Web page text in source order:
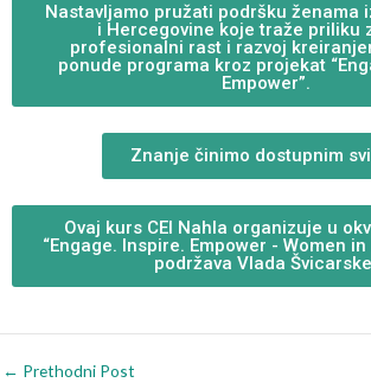
Nastavljamo pružati podršku ženama
i Hercegovine koje traže priliku
profesionalni rast i razvoj
ponude programa kroz projekat
Empower”.
Znanje činimo dostupnim
Ovaj kurs CEI Nahla organizuje u
“Engage. Inspire. Empower - Women
podržava Vlada
← Prethodni Post